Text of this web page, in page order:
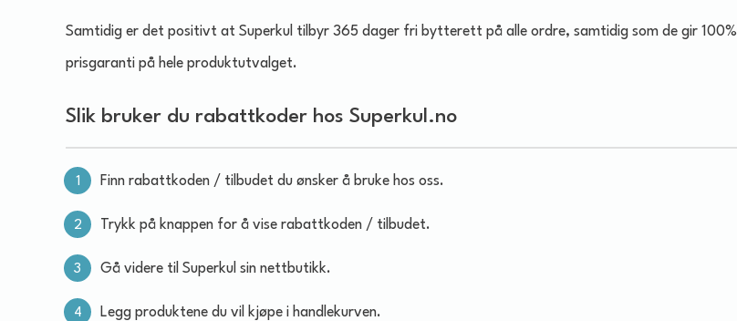
Samtidig er det positivt at Superkul tilbyr 365 dager fri bytterett på alle ordre, samtidig som de gir 100%
prisgaranti på hele produktutvalget.
Slik bruker du rabattkoder hos Superkul.no
Finn rabattkoden / tilbudet du ønsker å bruke hos oss.
Trykk på knappen for å vise rabattkoden / tilbudet.
Gå videre til Superkul sin nettbutikk.
Legg produktene du vil kjøpe i handlekurven.